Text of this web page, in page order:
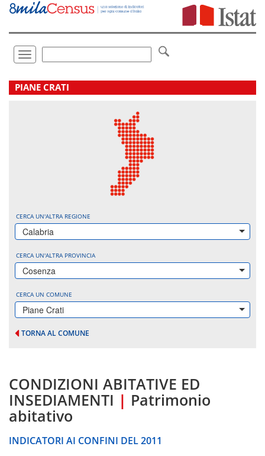
Vai
direttamente
Toggle
navigation
.
PIANE CRATI
CERCA UN'ALTRA REGIONE
Calabria
CERCA UN'ALTRA PROVINCIA
Cosenza
CERCA UN COMUNE
Piane Crati
TORNA AL COMUNE
CONDIZIONI ABITATIVE ED
INSEDIAMENTI | Patrimonio
abitativo
INDICATORI AI CONFINI DEL 2011